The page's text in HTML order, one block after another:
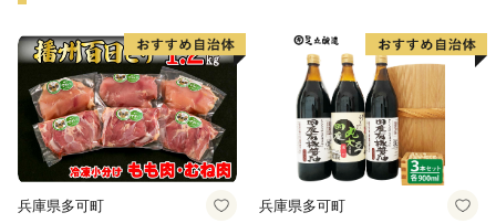
兵庫県多可町 兵庫県多可町